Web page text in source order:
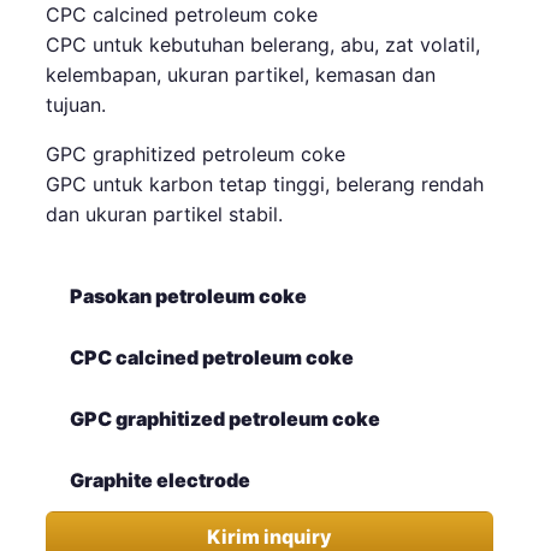
CPC calcined petroleum coke
CPC untuk kebutuhan belerang, abu, zat volatil,
kelembapan, ukuran partikel, kemasan dan
tujuan.
GPC graphitized petroleum coke
GPC untuk karbon tetap tinggi, belerang rendah
dan ukuran partikel stabil.
Pasokan petroleum coke
CPC calcined petroleum coke
GPC graphitized petroleum coke
Graphite electrode
Kirim inquiry